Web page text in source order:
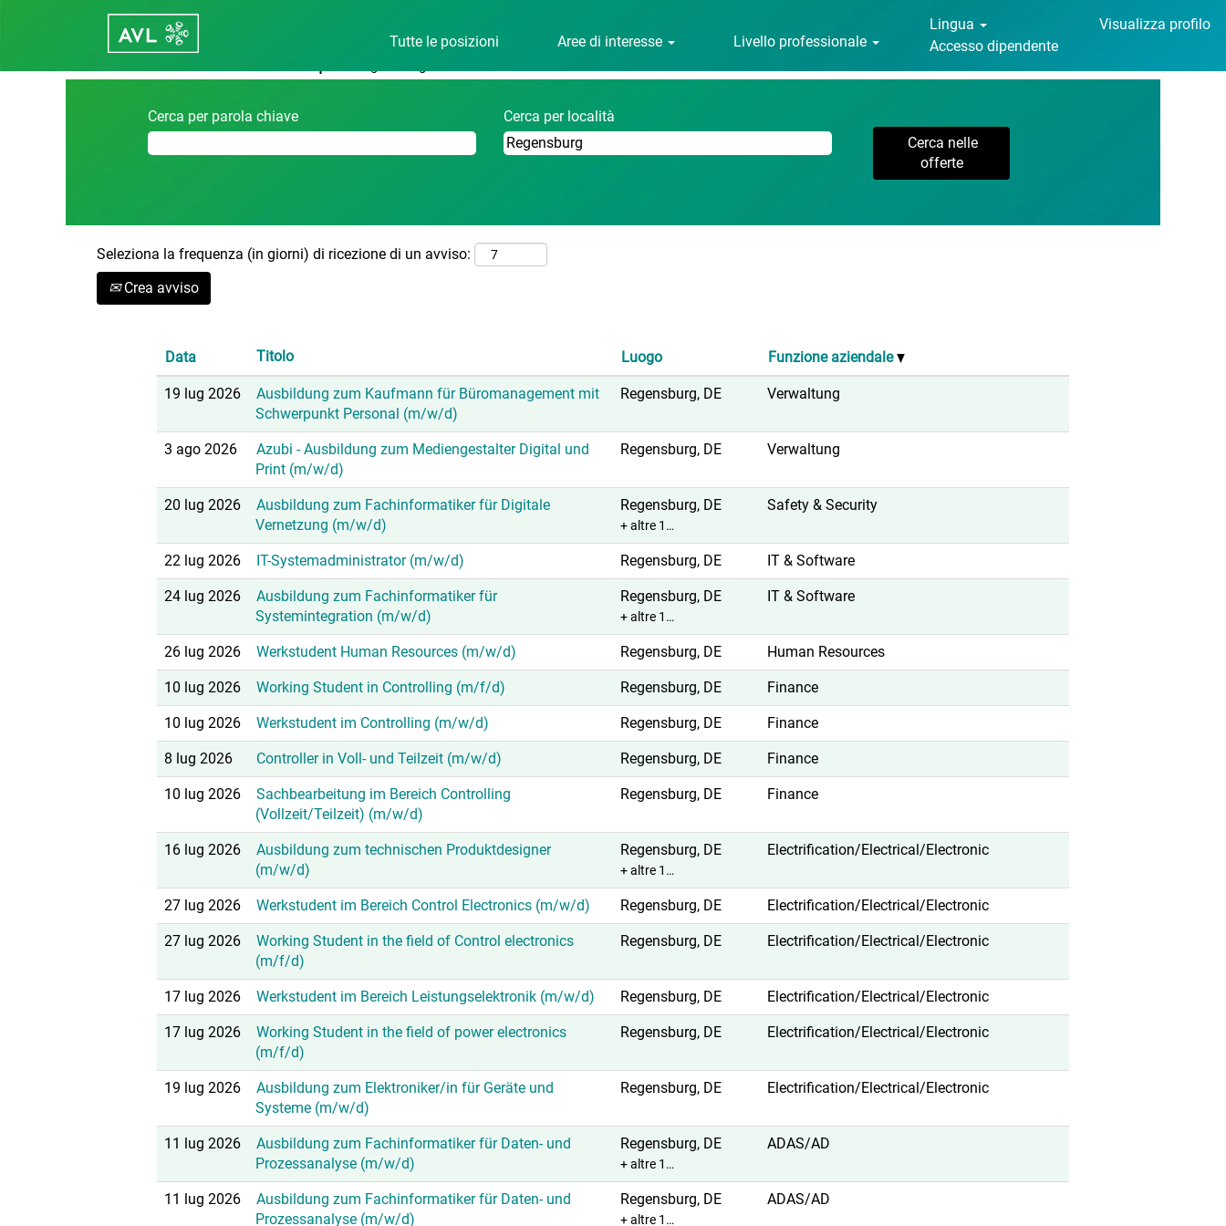
Tutte le posizioni Aree di interesse Livello professionale
Lingua
Visualizza profilo
Accesso dipendente
Pagina iniziale
corrente)
Cerca per parola chiave Cerca per località
Seleziona la frequenza (in giorni) di ricezione di un avviso:
Crea avviso
Data Titolo Luogo Funzione aziendale
19 lug 2026
Ausbildung zum Kaufmann für Büromanagement mit
Schwerpunkt Personal (m/w/d)
Regensburg, DE Verwaltung
3 ago 2026
Azubi - Ausbildung zum Mediengestalter Digital und
Print (m/w/d)
Regensburg, DE Verwaltung
20 lug 2026
Ausbildung zum Fachinformatiker für Digitale
Vernetzung (m/w/d)
Regensburg, DE
+ altre 1…
Safety & Security
22 lug 2026 IT-Systemadministrator (m/w/d) Regensburg, DE IT & Software
24 lug 2026
Ausbildung zum Fachinformatiker für
Systemintegration (m/w/d)
Regensburg, DE
+ altre 1…
IT & Software
26 lug 2026 Werkstudent Human Resources (m/w/d) Regensburg, DE Human Resources
10 lug 2026 Working Student in Controlling (m/f/d) Regensburg, DE Finance
10 lug 2026 Werkstudent im Controlling (m/w/d) Regensburg, DE Finance
8 lug 2026 Controller in Voll- und Teilzeit (m/w/d) Regensburg, DE Finance
10 lug 2026
Sachbearbeitung im Bereich Controlling
(Vollzeit/Teilzeit) (m/w/d)
Regensburg, DE Finance
16 lug 2026
Ausbildung zum technischen Produktdesigner
(m/w/d)
Regensburg, DE
+ altre 1…
Electrification/Electrical/Electronic
27 lug 2026 Werkstudent im Bereich Control Electronics (m/w/d) Regensburg, DE Electrification/Electrical/Electronic
27 lug 2026
Working Student in the field of Control electronics
(m/f/d)
Regensburg, DE Electrification/Electrical/Electronic
17 lug 2026 Werkstudent im Bereich Leistungselektronik (m/w/d) Regensburg, DE Electrification/Electrical/Electronic
17 lug 2026
Working Student in the field of power electronics
(m/f/d)
Regensburg, DE Electrification/Electrical/Electronic
19 lug 2026
Ausbildung zum Elektroniker/in für Geräte und
Systeme (m/w/d)
Regensburg, DE Electrification/Electrical/Electronic
11 lug 2026
Ausbildung zum Fachinformatiker für Daten- und
Prozessanalyse (m/w/d)
Regensburg, DE
+ altre 1…
ADAS/AD
11 lug 2026
Ausbildung zum Fachinformatiker für Daten- und
Prozessanalyse (m/w/d)
Regensburg, DE
+ altre 1…
ADAS/AD